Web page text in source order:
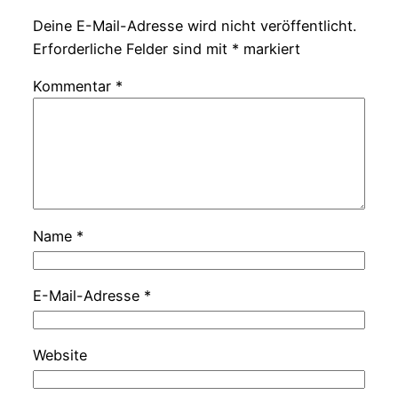
Deine E-Mail-Adresse wird nicht veröffentlicht.
Erforderliche Felder sind mit * markiert
Kommentar *
Name *
E-Mail-Adresse *
Website